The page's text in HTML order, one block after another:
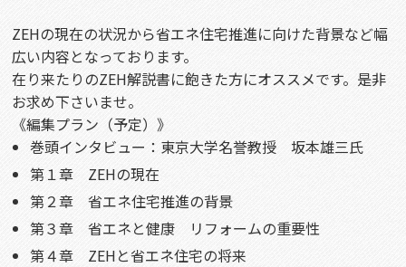
ZEHの現在の状況から省エネ住宅推進に向けた背景など幅
広い内容となっております。
在り来たりのZEH解説書に飽きた方にオススメです。是非
お求め下さいませ。
《編集プラン（予定）》
巻頭インタビュー：東京大学名誉教授 坂本雄三氏
第１章 ZEHの現在
第２章 省エネ住宅推進の背景
第３章 省エネと健康 リフォームの重要性
第４章 ZEHと省エネ住宅の将来